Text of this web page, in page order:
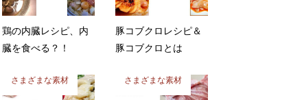
鶏の内臓レシピ、内
臓を食べる？！
豚コブクロレシピ＆
豚コブクロとは
さまざまな素材 さまざまな素材